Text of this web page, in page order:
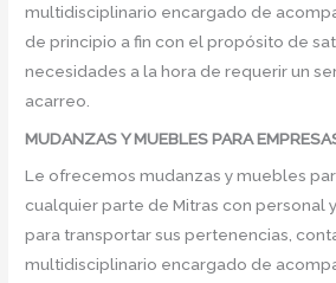
multidisciplinario encargado de
de principio a fin con el propósito de
necesidades a la hora de requerir un
acarreo.
MUDANZAS Y MUEBLES PARA
Le ofrecemos mudanzas y muebles
cualquier parte de Mitras con personal
para transportar sus pertenencias,
multidisciplinario encargado de